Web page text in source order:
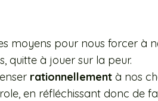
moyens pour nous forcer à
quitte à jouer sur la peur.
rationnellement à nos
en réfléchissant donc de